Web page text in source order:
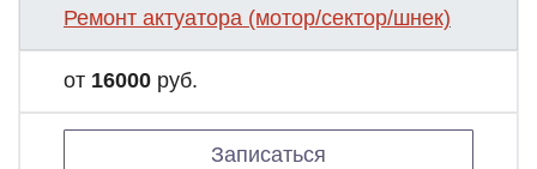
Ремонт актуатора (мотор/сектор/шнек)
от 16000 руб.
Записаться